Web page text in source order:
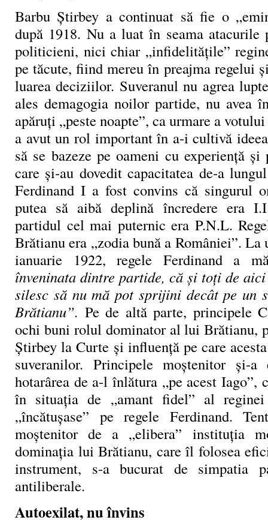
Barbu Știrbey a continuat să fie o
după 1918. Nu a luat în seama atacurile
politicieni, nici chiar „infidelitățile”
pe tăcute, fiind mereu în preajma regelui
luarea deciziilor. Suveranul nu agrea
ales demagogia noilor partide, nu avea
apăruți „peste noapte”, ca urmare a
a avut un rol important în a-i cultivă
să se bazeze pe oameni cu experiență
care și-au dovedit capacitatea de-a
Ferdinand I a fost convins că singurul
putea să aibă deplină încredere era
partidul cel mai puternic era P.N.L.
Brătianu era „zodia bună a României”. La
ianuarie 1922, regele Ferdinand a
înveninata dintre partide, că și toți de
silesc să nu mă pot sprijini decât pe un
Brătianu”. Pe de altă parte, principele
ochi buni rolul dominator al lui Brătianu,
Știrbey la Curte și influență pe care
suveranilor. Principele moștenitor și-a
hotarârea de a-l înlătura „pe acest Iago”,
în situația de „amant fidel” al
„încătuşase” pe regele Ferdinand.
moștenitor de a „elibera” instituția
dominația lui Brătianu, care îl folosea
instrument, s-a bucurat de simpatia
antiliberale.
Autoexilat, nu învins